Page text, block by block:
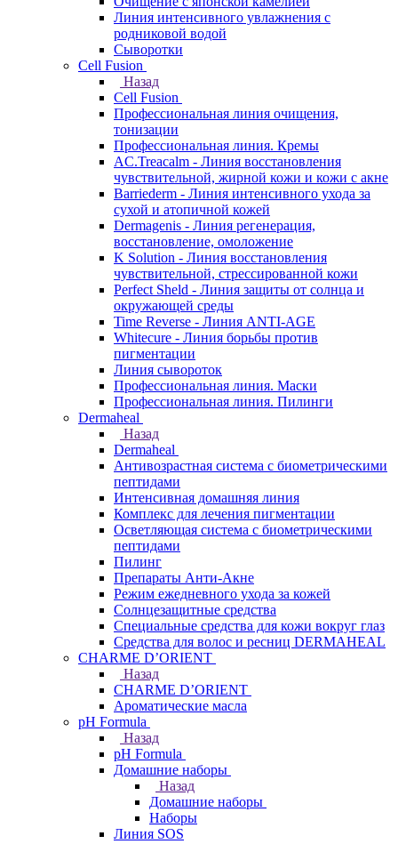
Линия интенсивного увлажнения с
родниковой водой
Сыворотки
Cell Fusion
Назад
Cell Fusion
Профессиональная линия очищения,
тонизации
Профессиональная линия. Кремы
AC.Treacalm - Линия восстановления
чувствительной, жирной кожи и кожи с акне
Barriederm - Линия интенсивного ухода за
сухой и атопичной кожей
Dermagenis - Линия регенерация,
восстановление, омоложение
K Solution - Линия восстановления
чувствительной, стрессированной кожи
Perfect Sheld - Линия защиты от солнца и
окружающей среды
Time Reverse - Линия ANTI-AGE
Whitecure - Линия борьбы против
пигментации
Линия сывороток
Профессиональная линия. Маски
Профессиональная линия. Пилинги
Dermaheal
Назад
Dermaheal
Антивозрастная система с биометрическими
пептидами
Интенсивная домашняя линия
Комплекс для лечения пигментации
Осветляющая система с биометрическими
пептидами
Пилинг
Препараты Анти-Акне
Режим ежедневного ухода за кожей
Солнцезащитные средства
Специальные средства для кожи вокруг глаз
Средства для волос и ресниц DERMAHEAL
CHARME D’ORIENT
Назад
CHARME D’ORIENT
Ароматические масла
pH Formula
Назад
pH Formula
Домашние наборы
Назад
Домашние наборы
Наборы
Линия SOS